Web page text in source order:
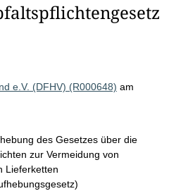
e.V. (DFHV) (R000648) am
des Gesetzes über die
zur Vermeidung von
Lieferketten